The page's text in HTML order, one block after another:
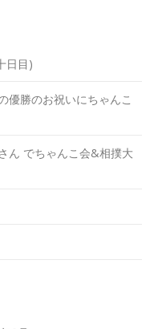
日目)
優勝のお祝いにちゃんこ
ん でちゃんこ会&相撲大